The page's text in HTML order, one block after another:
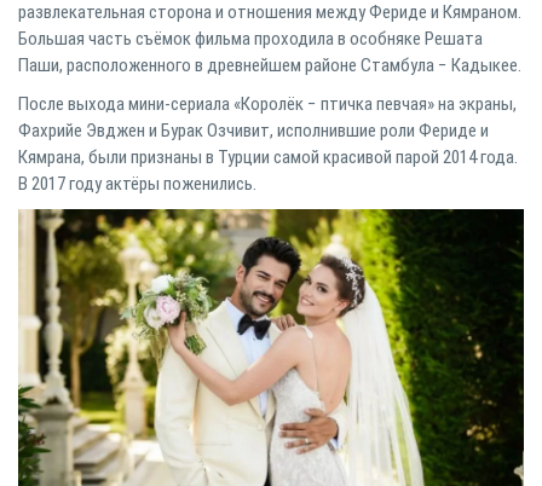
развлекательная сторона и отношения между Фериде и Кямраном.
Большая часть съёмок фильма проходила в особняке Решата
Паши, расположенного в древнейшем районе Стамбула − Кадыкее.
После выхода мини-сериала «Королёк − птичка певчая» на экраны,
Фахрийе Эвджен и Бурак Озчивит, исполнившие роли Фериде и
Кямрана, были признаны в Турции самой красивой парой 2014 года.
В 2017 году актёры поженились.